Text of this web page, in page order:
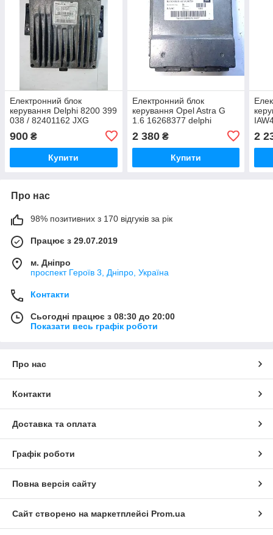
Електронний блок
керування Delphi 8200 399
038 / 82401162 JXG
900 ₴
Купити
Електронний блок
керування Opel Astra G
1.6 16268377 delphi
2 380₴
Купити
2
Про нас
98% позитивних з 170 відгуків за рік
Працює з 29.07.2019
м. Дніпро
проспект Героїв 3, Дніпро, Україна
Контакти
Сьогодні працює з 08:30 до 20:00
Показати весь графік роботи
Про нас
Контакти
Доставка та оплата
Графік роботи
Повна версія сайту
Сайт створено на маркетплейсі Prom.ua